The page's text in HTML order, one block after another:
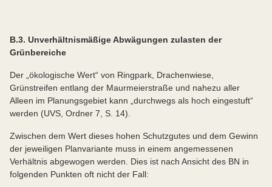
B.3. Unverhältnismäßige Abwägungen zulasten der
Grünbereiche
Der „ökologische Wert“ von Ringpark, Drachenwiese,
Grünstreifen entlang der Maurmeierstraße und nahezu aller
Alleen im Planungsgebiet kann „durchwegs als hoch eingestuft“
werden (UVS, Ordner 7, S. 14).
Zwischen dem Wert dieses hohen Schutzgutes und dem Gewinn
der jeweiligen Planvariante muss in einem angemessenen
Verhältnis abgewogen werden. Dies ist nach Ansicht des BN in
folgenden Punkten oft nicht der Fall: